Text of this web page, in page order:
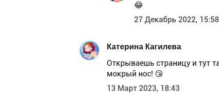
😂
27 Декабрь 2022, 15:58
Катерина Кагилева
Открываешь страницу и тут
мокрый нос! 😘
13 Март 2023, 18:43